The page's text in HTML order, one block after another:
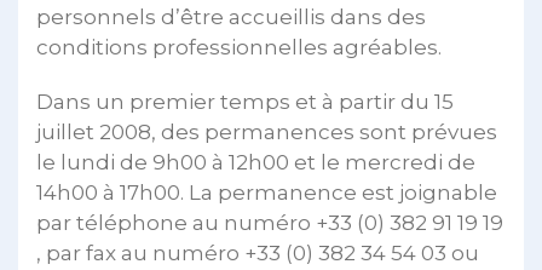
personnels d’être accueillis dans des
conditions professionnelles agréables.
Dans un premier temps et à partir du 15
juillet 2008, des permanences sont prévues
le lundi de 9h00 à 12h00 et le mercredi de
14h00 à 17h00. La permanence est joignable
par téléphone au numéro +33 (0) 382 91 19 19
, par fax au numéro +33 (0) 382 34 54 03 ou